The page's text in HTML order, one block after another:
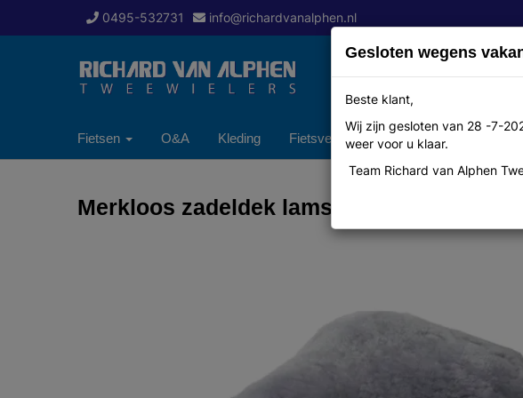
0495-532731 info@richardvanalphen.nl
Fietsen O&A Kleding Fietsverzekering Over ons
Merkloos zadeldek lamsvacht XL
Gesloten wegens
Beste klant,
Wij zijn gesloten van 28 -7-
weer voor u klaar.
Team Richard van Alphen